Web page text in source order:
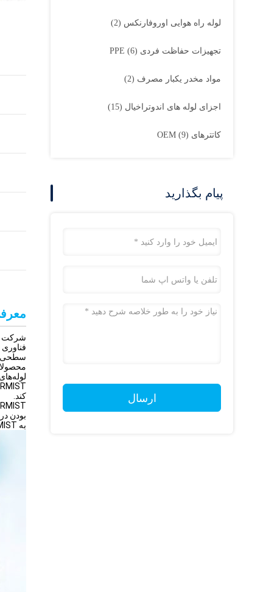
لوله راه هوایی اوروفارنکس (2)
تجهیزات حفاظت فردی PPE (6)
مواد مخدر یکبار مصرف (2)
اجزای لوله های اندوتراخیال (15)
کاتترهای OEM (9)
پیام بگذارید
ارسال
سطحی به مساحت 2200 متر مربع
کند.
بودن
به RMIST برای آینده برد-برد خوش آمدید!